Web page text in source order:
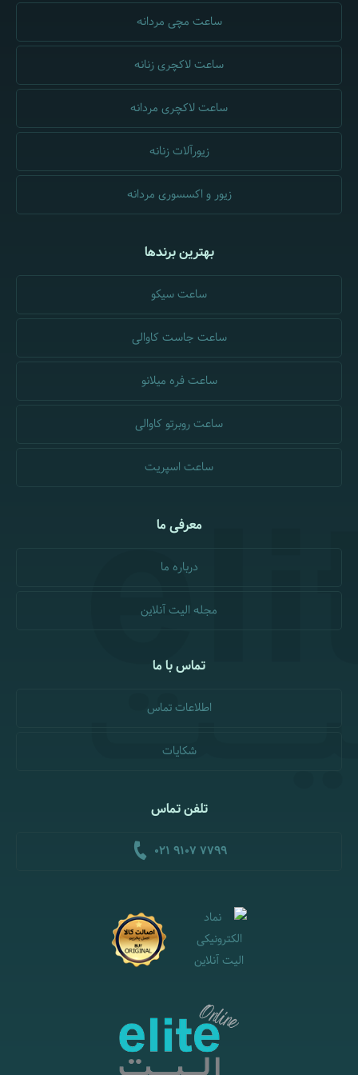
ساعت مچی مردانه
ساعت لاکچری زنانه
ساعت لاکچری مردانه
زیورآلات زنانه
زیور و اکسسوری مردانه
بهترین برندها
ساعت سیکو
ساعت جاست کاوالی
ساعت فره میلانو
ساعت روبرتو کاوالی
ساعت اسپریت
معرفی ما
درباره ما
مجله الیت آنلاین
تماس با ما
اطلاعات تماس
شکایات
تلفن تماس
021 9107 7799